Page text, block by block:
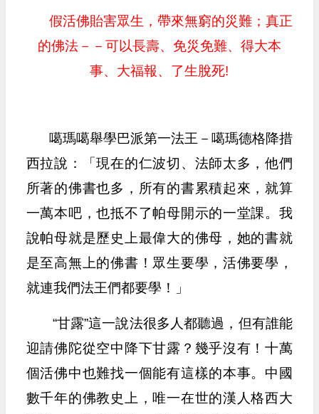
假活佛貽害眾生，帶來無窮的災難；真正
的佛法－－可以長壽、免災免難、得大本
事、大福報、了生脫死!
噶瑪噶舉學巴派第一法王－噶瑪德格降措
西拉說：「現在的仁波切、法師太多，他們
所著的佛書也多，所有的書累積起來，就算
一萬本吧，也抵不了帕母開示的一堂課。我
說帕母就是歷史上最偉大的佛母，她的書就
是至高無上的佛書！眾生要學，活佛要學，
就連我們法王們都要學！」
“甘露”這一說法很多人都聽過，但有誰能
迎請佛陀從空中降下甘露？幾乎沒有！十萬
個活佛中也難找一個能有這樣的本事。中國
數千年的佛教史上，唯一在世的漢人格西大